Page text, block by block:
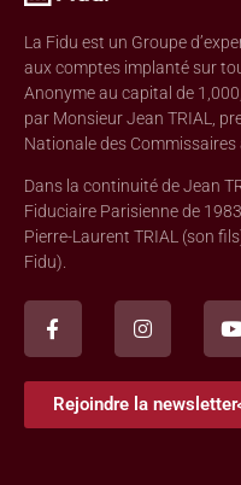
La Fidu est un Groupe
aux comptes implanté sur
Anonyme au capital de
par Monsieur Jean TRIAL,
Nationale des Commissaires
Dans la continuité de Jean
Fiduciaire Parisienne de
Pierre-Laurent TRIAL (son
Fidu).
Rejoindre la newsletter